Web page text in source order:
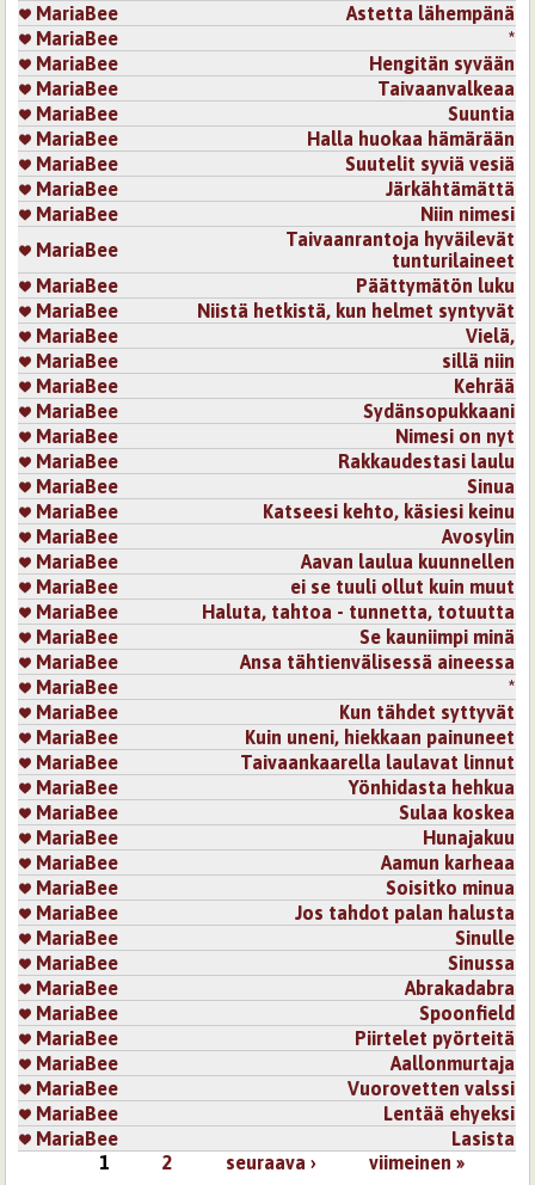
MariaBee
Astetta lähempänä
MariaBee
*
MariaBee
Hengitän syvään
MariaBee
Taivaanvalkeaa
MariaBee
Suuntia
MariaBee
Halla huokaa hämärään
MariaBee
Suutelit syviä vesiä
MariaBee
Järkähtämättä
MariaBee
Niin nimesi
MariaBee
Taivaanrantoja hyväilevät
tunturilaineet
MariaBee
Päättymätön luku
MariaBee
Niistä hetkistä, kun helmet syntyvät
MariaBee
Vielä,
MariaBee
sillä niin
MariaBee
Kehrää
MariaBee
Sydänsopukkaani
MariaBee
Nimesi on nyt
MariaBee
Rakkaudestasi laulu
MariaBee
Sinua
MariaBee
Katseesi kehto, käsiesi keinu
MariaBee
Avosylin
MariaBee
Aavan laulua kuunnellen
MariaBee
ei se tuuli ollut kuin muut
MariaBee
Haluta, tahtoa - tunnetta, totuutta
MariaBee
Se kauniimpi minä
MariaBee
Ansa tähtienvälisessä aineessa
MariaBee
*
MariaBee
Kun tähdet syttyvät
MariaBee
Kuin uneni, hiekkaan painuneet
MariaBee
Taivaankaarella laulavat linnut
MariaBee
Yönhidasta hehkua
MariaBee
Sulaa koskea
MariaBee
Hunajakuu
MariaBee
Aamun karheaa
MariaBee
Soisitko minua
MariaBee
Jos tahdot palan halusta
MariaBee
Sinulle
MariaBee
Sinussa
MariaBee
Abrakadabra
MariaBee
Spoonfield
MariaBee
Piirtelet pyörteitä
MariaBee
Aallonmurtaja
MariaBee
Vuorovetten valssi
MariaBee
Lentää ehyeksi
MariaBee
Lasista
1 2 seuraava › viimeinen »